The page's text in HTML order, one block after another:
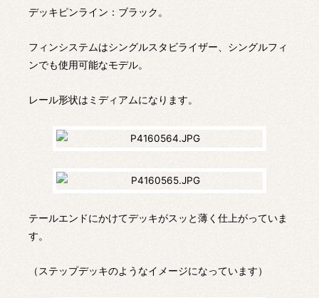
デッキピンライン：ブラック。
フィンシステムはシングルスタビライザー、シングルフィ
ンでも使用可能なモデル。
レール形状はミディアムになります。
テールエンドにかけてデッキがスッと薄く仕上がっていま
す。
（ステップデッキのようなイメージになっています）